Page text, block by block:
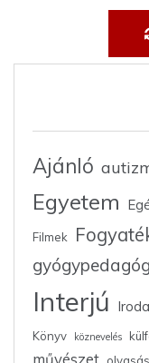
Ajánló
Egyetem
Filmek
Interjú
Könyv
köznevelés
művészet olvasás